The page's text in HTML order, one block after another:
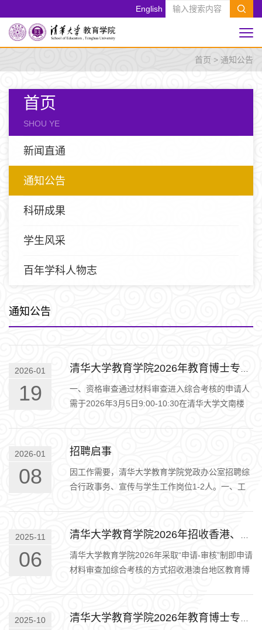
English
首页 > 通知公告
首页
SHOU YE
新闻直通
通知公告
科研成果
学生风采
百年学科人物志
通知公告
2026-01
19
一、资格审查通过材料审查进入综合考核的申请人
需于2026年3月5日9:00-10:30在清华大学文南楼
2026-01
08
招聘启事
因工作需要，清华大学教育学院党政办公室招聘综
合行政事务、宣传与学生工作岗位1-2人。一、工
2025-11
06
清华大学教育学院2026年采取“申请-审核”制即申请
材料审查加综合考核的方式招收港澳台地区教育博
2025-10